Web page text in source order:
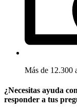
Más de 12.300
¿Necesitas ayuda
responder a tus